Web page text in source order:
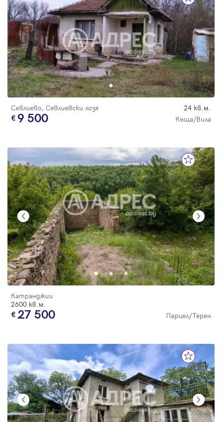
Севлиево, Севлиевски лозя 24 кв.м.
9 500 Къща/Вила
Катранджии
2600 кв.м.
27 500 Парцел/Терен